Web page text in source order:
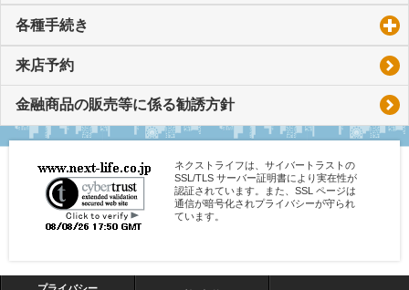
各種手続き
来店予約
金融商品の販売等に係る勧誘方針
ネクストライフは、サイバートラストの
SSL/TLS サーバー証明書により実在性が
認証されています。また、SSL ページは
通信が暗号化されプライバシーが守られ
ています。
プライバシー